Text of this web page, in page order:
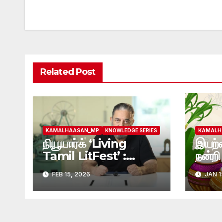
Related Post
KAMALHAASAN_MP KNOWLEDGE SERIES
நியூயார்க் ‘Living
Tamil LitFest’ :
விஷ்ணுபுரம் இலக்கிய
வட்டத்திற்கு கமல் ஹாசன்
வாழ்த்து !
FEB 15, 2026
நன்றி
MP
JAN